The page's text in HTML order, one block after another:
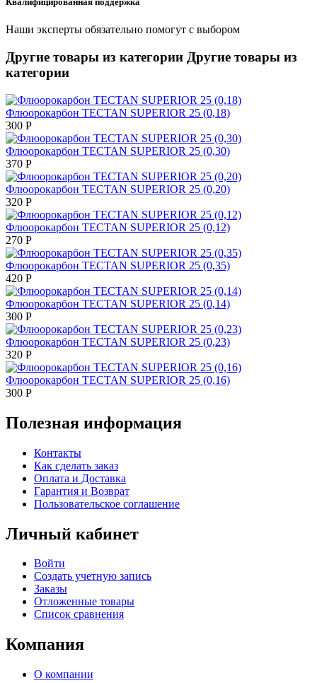
Наши эксперты обязательно помогут с выбором
Другие товары из категории Другие товары из
категории
Флюорокарбон TECTAN SUPERIOR 25 (0,18)
300 Р
Флюорокарбон TECTAN SUPERIOR 25 (0,30)
370 Р
Флюорокарбон TECTAN SUPERIOR 25 (0,20)
320 Р
Флюорокарбон TECTAN SUPERIOR 25 (0,12)
270 Р
Флюорокарбон TECTAN SUPERIOR 25 (0,35)
420 Р
Флюорокарбон TECTAN SUPERIOR 25 (0,14)
300 Р
Флюорокарбон TECTAN SUPERIOR 25 (0,23)
320 Р
Флюорокарбон TECTAN SUPERIOR 25 (0,16)
300 Р
Полезная информация
Контакты
Как сделать заказ
Оплата и Доставка
Гарантия и Возврат
Пользовательское соглашение
Личный кабинет
Войти
Создать учетную запись
Заказы
Отложенные товары
Список сравнения
Компания
О компании